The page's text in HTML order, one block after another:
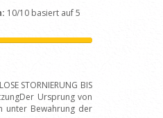
10/10 basiert auf 5
STORNIERUNG BIS
Ursprung von
unter Bewahrung der